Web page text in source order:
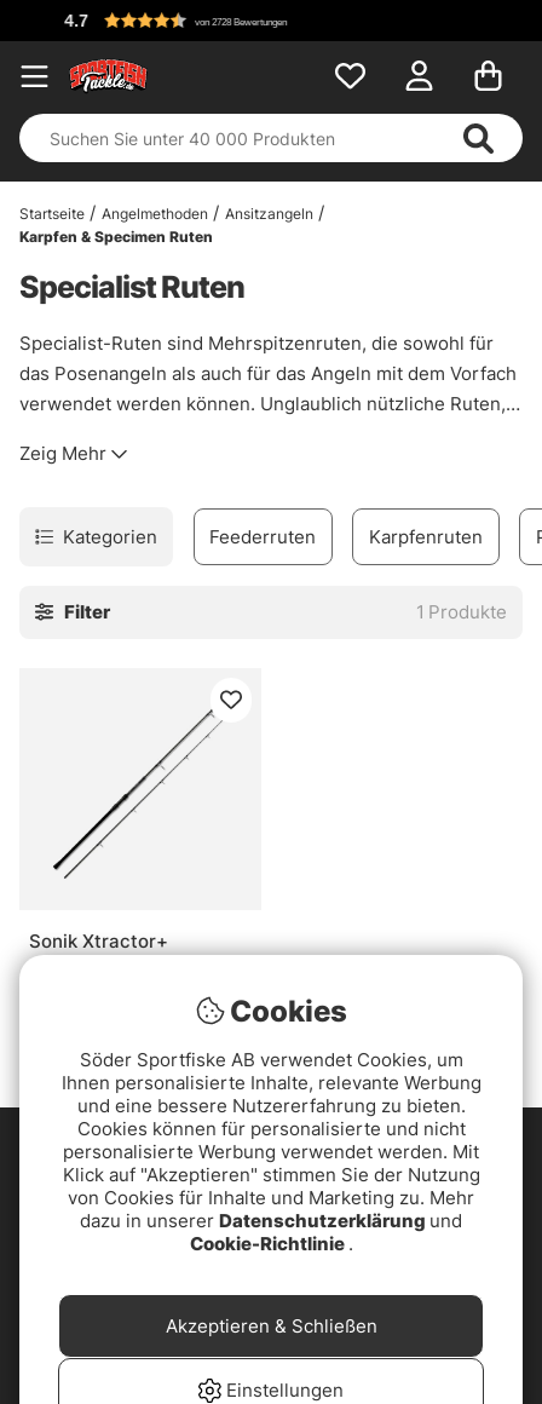
von 2728 Bewertungen
Startseite Angelmethoden
Ansitzangeln
Karpfen & Specimen Ruten
Specialist Ruten
Specialist-Ruten sind Mehrspitzenruten, die sowohl für
das Posenangeln als auch für das Angeln mit dem Vorfach
verwendet werden können. Unglaublich nützliche Ruten,
die all Ihre Angeln abdeckt, wenn Sie leichtes Gepäck
Methoden verwenden können. Wir bieten Spezialruten in
verschiedenen Preisklassen an, damit Sie eine Rute
zu Ihren geplanten Angelausflügen passt!
Zeig Mehr
Kategorien Feederruten Karpfenruten
Filter 1 Produkte
Sonik Xtractor+
Specialist Avon 10' 1.75lb
Cookies
Söder Sportfiske AB verwendet Cookies, um
Ihnen personalisierte Inhalte, relevante Werbung
und eine bessere Nutzererfahrung zu bieten.
Cookies können für personalisierte und nicht
personalisierte Werbung verwendet werden. Mit
Klick auf "Akzeptieren" stimmen Sie der Nutzung
von Cookies für Inhalte und Marketing zu. Mehr
dazu in unserer Datenschutzerklärung und
Cookie-Richtlinie .
Einstellungen
Akzeptieren & Schließen